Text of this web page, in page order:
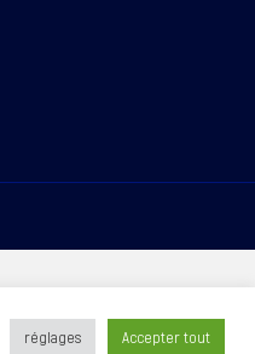
réglages Accepter tout